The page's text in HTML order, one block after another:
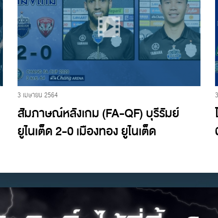
3 เมษายน 2564
สัมภาษณ์หลังเกม (FA-QF) บุรีรัมย์
ยูไนเต็ด 2-0 เมืองทอง ยูไนเต็ด